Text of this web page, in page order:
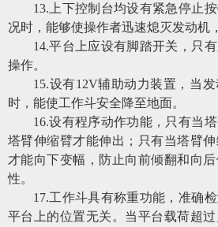
13.上下控制台均设有紧急停止
况时，能够使操作者迅速熄灭发动机
14.平台上应设有脚踏开关，只
操作。
15.设有12V辅助动力装置，当
时，能使工作斗安全降至地面。
16.设有程序动作功能，只有当
塔臂伸缩臂才能伸出；只有当塔臂
才能向下变幅，防止向前倾翻和向
性。
17.工作斗具有称重功能，准确
平台上的位置无关。当平台载荷超